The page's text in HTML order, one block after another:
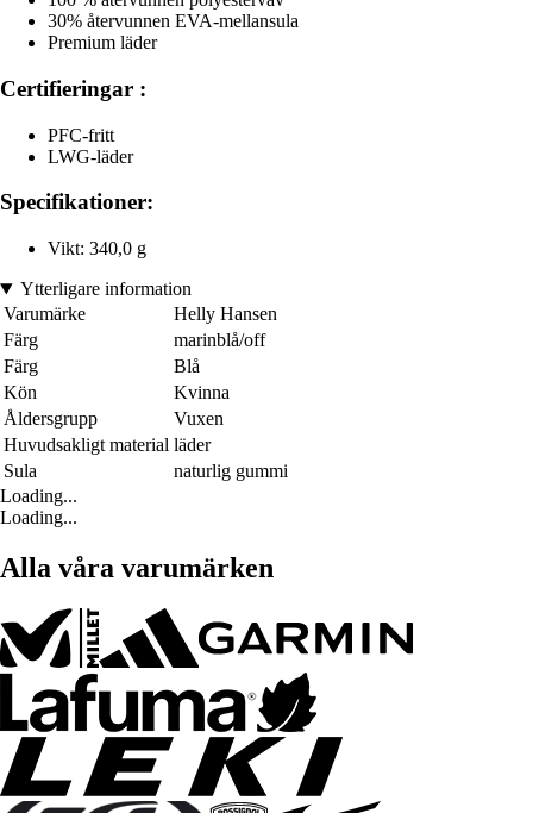
30% återvunnen EVA-mellansula
Premium läder
Certifieringar :
PFC-fritt
LWG-läder
Specifikationer:
Vikt: 340,0 g
Ytterligare information
Varumärke
Helly Hansen
Färg
marinblå/off
Färg
Blå
Kön
Kvinna
Åldersgrupp
Vuxen
Huvudsakligt material läder
Sula
naturlig gummi
Loading...
Loading...
Alla våra varumärken